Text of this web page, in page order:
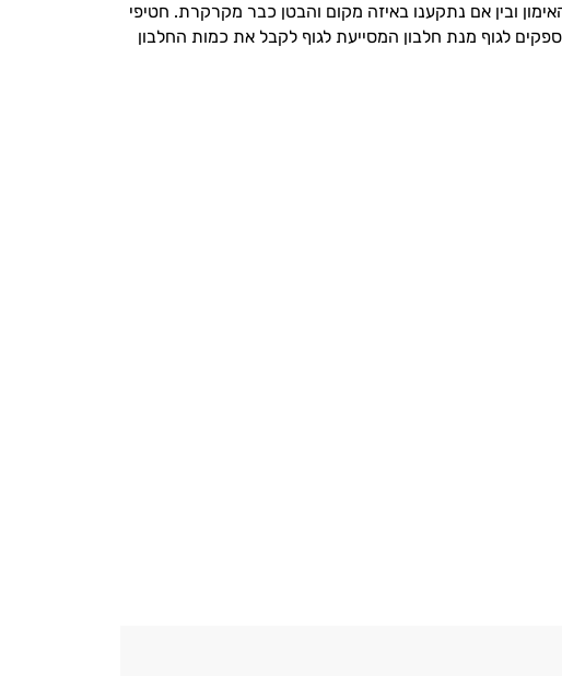
ובין אם נתקענו באיזה מקום והבטן כבר מקרקרת. חטיפי
סניקרס, מכילים רק 199 קלוריות לחטיף ומספקים לגוף מנת חלבון המסייעת לגוף לקבל את כמות החלבון